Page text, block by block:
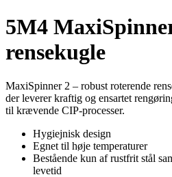
5M4
rensekugle
MaxiSpinner 2 – robust roterende
der leverer kraftig og ensartet
til krævende CIP-processer.
Hygiejnisk design
Egnet til høje temperaturer
Bestående kun af rustfrit stål
levetid